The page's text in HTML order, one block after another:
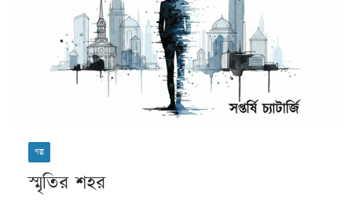
গল্প
স্মৃতির শহর